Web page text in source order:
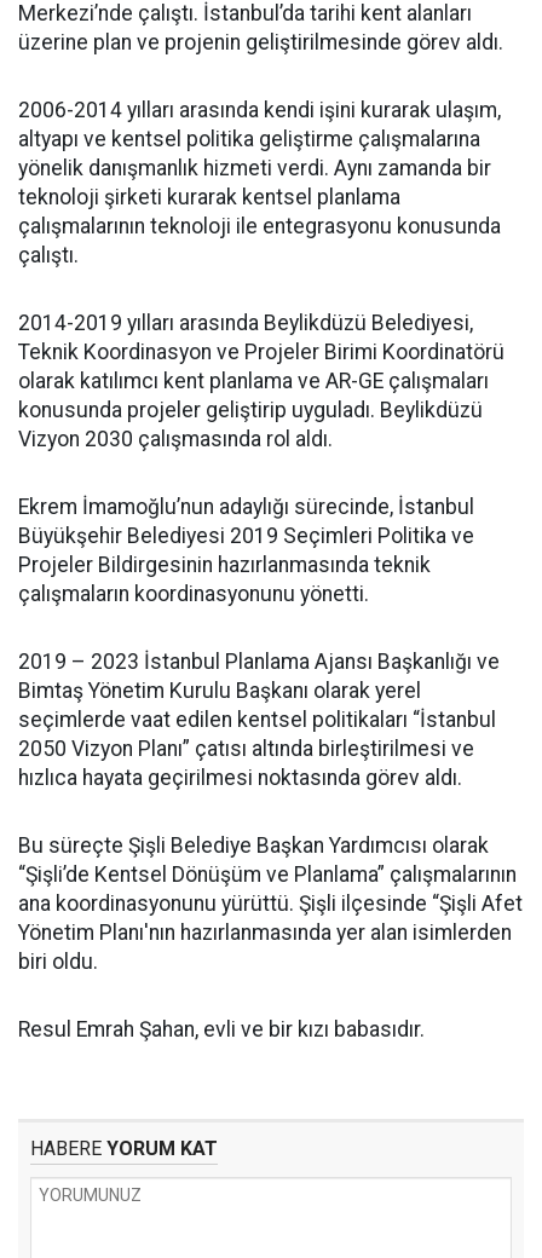
Merkezi’nde çalıştı. İstanbul’da tarihi kent alanları
üzerine plan ve projenin geliştirilmesinde görev aldı.
2006-2014 yılları arasında kendi işini kurarak ulaşım,
altyapı ve kentsel politika geliştirme çalışmalarına
yönelik danışmanlık hizmeti verdi. Aynı zamanda bir
teknoloji şirketi kurarak kentsel planlama
çalışmalarının teknoloji ile entegrasyonu konusunda
çalıştı.
2014-2019 yılları arasında Beylikdüzü Belediyesi,
Teknik Koordinasyon ve Projeler Birimi Koordinatörü
olarak katılımcı kent planlama ve AR-GE çalışmaları
konusunda projeler geliştirip uyguladı. Beylikdüzü
Vizyon 2030 çalışmasında rol aldı.
Ekrem İmamoğlu’nun adaylığı sürecinde, İstanbul
Büyükşehir Belediyesi 2019 Seçimleri Politika ve
Projeler Bildirgesinin hazırlanmasında teknik
çalışmaların koordinasyonunu yönetti.
2019 – 2023 İstanbul Planlama Ajansı Başkanlığı ve
Bimtaş Yönetim Kurulu Başkanı olarak yerel
seçimlerde vaat edilen kentsel politikaları “İstanbul
2050 Vizyon Planı” çatısı altında birleştirilmesi ve
hızlıca hayata geçirilmesi noktasında görev aldı.
Bu süreçte Şişli Belediye Başkan Yardımcısı olarak
“Şişli’de Kentsel Dönüşüm ve Planlama” çalışmalarının
ana koordinasyonunu yürüttü. Şişli ilçesinde “Şişli Afet
Yönetim Planı'nın hazırlanmasında yer alan isimlerden
biri oldu.
Resul Emrah Şahan, evli ve bir kızı babasıdır.
HABERE YORUM KAT